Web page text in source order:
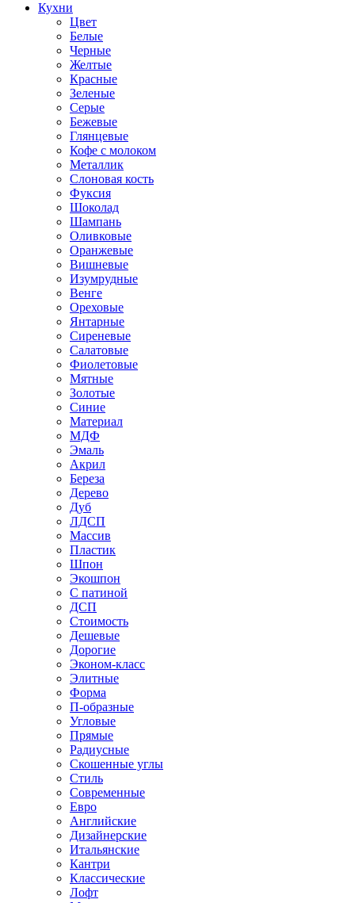
Кухни
Цвет
Белые
Черные
Желтые
Красные
Зеленые
Серые
Бежевые
Глянцевые
Кофе с молоком
Металлик
Слоновая кость
Фуксия
Шоколад
Шампань
Оливковые
Оранжевые
Вишневые
Изумрудные
Венге
Ореховые
Янтарные
Сиреневые
Салатовые
Фиолетовые
Мятные
Золотые
Синие
Материал
МДФ
Эмаль
Акрил
Береза
Дерево
Дуб
ЛДСП
Массив
Пластик
Шпон
Экошпон
С патиной
ДСП
Стоимость
Дешевые
Дорогие
Эконом-класс
Элитные
Форма
П-образные
Угловые
Прямые
Радиусные
Скошенные углы
Стиль
Современные
Евро
Английские
Дизайнерские
Итальянские
Кантри
Классические
Лофт